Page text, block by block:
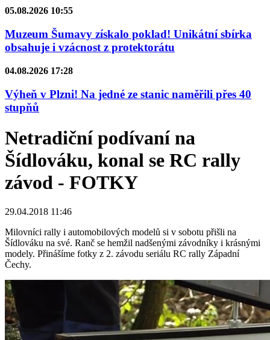
05.08.2026 10:55
Muzeum Šumavy získalo poklad! Unikátní sbírka
obsahuje i vzácnost z protektorátu
04.08.2026 17:28
Výheň v Plzni! Na jedné ze stanic naměřili přes 40
stupňů
Netradiční podívaní na
Šídlováku, konal se RC rally
závod - FOTKY
29.04.2018 11:46
Milovníci rally i automobilových modelů si v sobotu přišli na
Šídlováku na své. Ranč se hemžil nadšenými závodníky i krásnými
modely. Přinášíme fotky z 2. závodu seriálu RC rally Západní
Čechy.